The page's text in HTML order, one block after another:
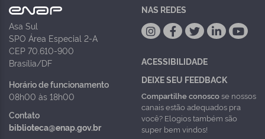
Asa Sul
SPO Área Especial 2-A
CEP 70.610-900
Brasília/DF
Horário de funcionamento
08h00 às 18h00
Contato
biblioteca@enap.gov.br
NAS REDES
ACESSIBILIDADE
DEIXE SEU FEEDBACK
Compartilhe conoscose nossos
canais estão adequados pra
você? Elogios também são
super bem vindos!